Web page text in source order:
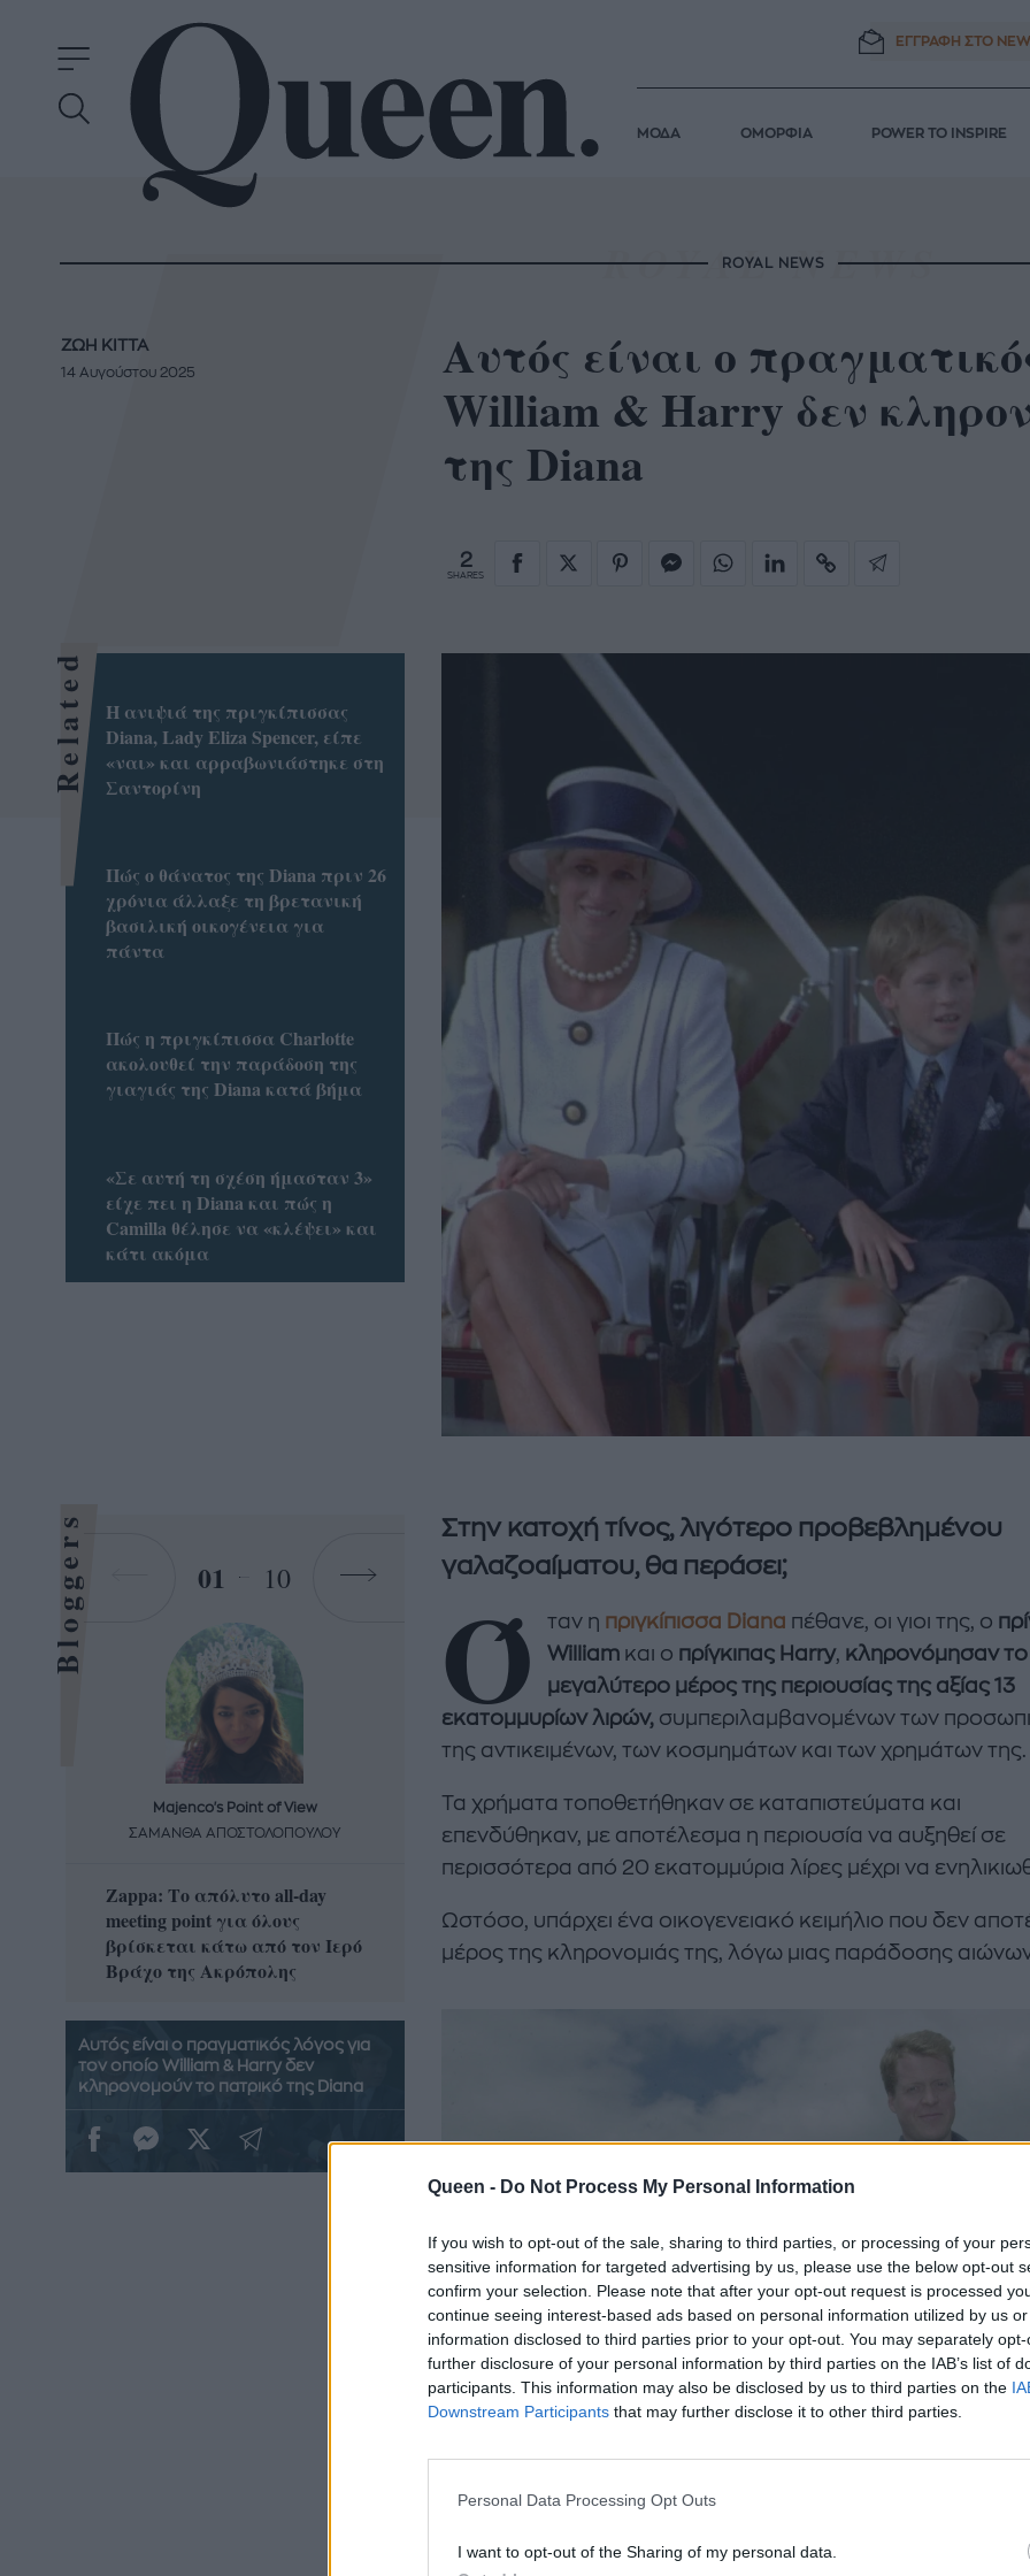
Queen - Do Not Process My Personal Information
If you wish to opt-out of the sale, sharing to third parties, or processing of your
sensitive information for targeted advertising by us, please use the below opt-out
confirm your selection. Please note that after your opt-out request is processed
continue seeing interest-based ads based on personal information utilized by us
information disclosed to third parties prior to your opt-out. You may separately
further disclosure of your personal information by third parties on the IAB’s list of
participants. This information may also be disclosed by us to third parties on the
Downstream Participants that may further disclose it to other third parties.
Personal Data Processing Opt Outs
I want to opt-out of the Sharing of my personal data.
ΕΓΓΡΑΦΗ ΣΤΟ
ΜΟΔΑ ΟΜΟΡΦΙΑ POWER TO INSPIRE
ROYAL NEWS
Αυτός είναι ο
William & Harry δεν
της Diana
2
SHARES
ΖΩΗ ΚΙΤΤΑ
14 Αυγούστου 2025
Στην κατοχή τίνος, λιγότερο προβεβλημένου
γαλαζοαίματου, θα περάσει;
Ό ταν η πριγκίπισσα Diana πέθανε, οι γιοι της, ο
William και ο πρίγκιπας Harry, κληρονόμησαν το
μεγαλύτερο μέρος της περιουσίας της αξίας 13
εκατομμυρίων λιρών, συμπεριλαμβανομένων των
της αντικειμένων, των κοσμημάτων και των χρημάτων της.
Τα χρήματα τοποθετήθηκαν σε καταπιστεύματα και
επενδύθηκαν, με αποτέλεσμα η περιουσία να αυξηθεί σε
περισσότερα από 20 εκατομμύρια λίρες μέχρι να
Ωστόσο, υπάρχει ένα οικογενειακό κειμήλιο που δεν
μέρος της κληρονομιάς της, λόγω μιας παράδοσης
Ο Earl Spencer με φόντο το Althorp House όπου η Diana πέρασε
Lewis)
Related
Η ανιψιά της πριγκίπισσας
Diana, Lady Eliza Spencer, είπε
«ναι» και αρραβωνιάστηκε στη
Σαντορίνη
Πώς ο θάνατος της Diana πριν 26
χρόνια άλλαξε τη βρετανική
βασιλική οικογένεια για
πάντα
Πώς η πριγκίπισσα Charlotte
ακολουθεί την παράδοση της
γιαγιάς της Diana κατά βήμα
«Σε αυτή τη σχέση ήμασταν 3»
είχε πει η Diana και πώς η
Camilla θέλησε να «κλέψει» και
κάτι ακόμα
Bloggers 01 10
Majenco's Point of View
ΣΑΜΑΝΘΑ ΑΠΟΣΤΟΛΟΠΟΥΛΟΥ
Zappa: Το απόλυτο all-day
meeting point για όλους
βρίσκεται κάτω από τον Ιερό
Βράχο της Ακρόπολης
Majenco's Point of View
ΣΑΜΑΝΘΑ ΑΠΟΣΤΟΛΟΠΟΥΛΟΥ
δροσερή σαλάτα με
καρπούζι, φέτα και φράουλες
που θα λατρέψετε
A STORY BY KORI
ΔΑΦΝΗ ΚΑΡΑΒΟΚΥΡΗ
έπαθα την πρώτη κρίση
πανικού νόμιζα πως θα
πεθάνω»
Αυτός είναι ο πραγματικός λόγος για
τον οποίο William & Harry δεν
κληρονομούν το πατρικό της Diana